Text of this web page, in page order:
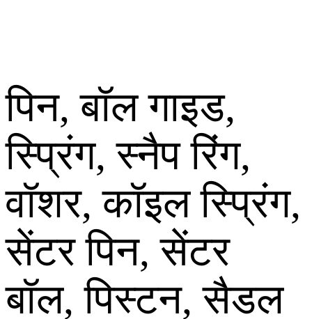
पिन, बॉल गाइड,
स्प्रिंग, स्नैप रिंग,
वॉशर, कॉइल स्प्रिंग,
सेंटर पिन, सेंटर
बॉल, पिस्टन, सैडल